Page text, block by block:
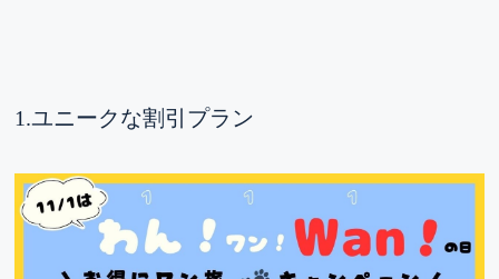
1.ユニークな割引プラン